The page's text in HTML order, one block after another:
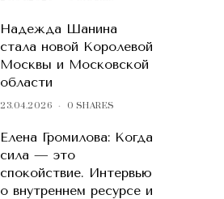
Надежда Шанина
стала новой Королевой
Москвы и Московской
области
23.04.2026 0 SHARES
Елена Громилова: Когда
сила — это
спокойствие. Интервью
о внутреннем ресурсе и